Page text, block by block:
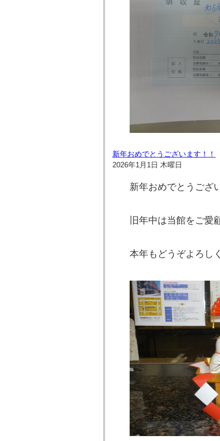
新年おめでとうございます！！
2026年1月1日 木曜日
新年おめでとうござ
旧年中は当館をご愛
本年もどうぞよろし